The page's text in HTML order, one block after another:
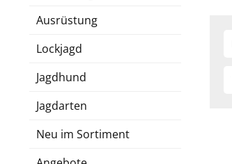
Ausrüstung
Lockjagd
Jagdhund
Jagdarten
Neu im Sortiment